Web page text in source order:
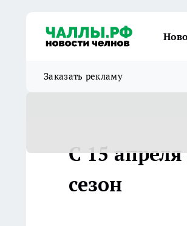
Заказать рекламу
С 15
сезон